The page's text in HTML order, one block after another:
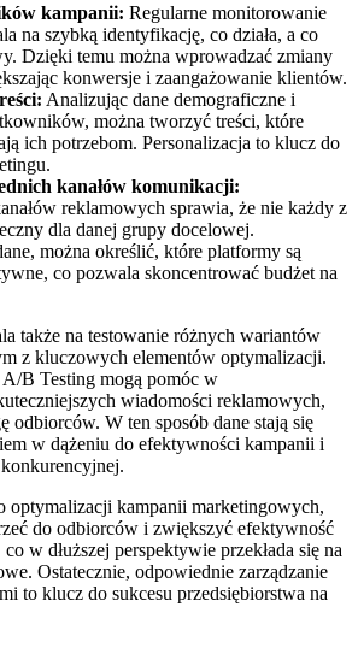
kampanii: Regularne monitorowanie
na szybką identyfikację, co działa, a co
Dzięki temu można wprowadzać zmiany
konwersje i zaangażowanie klientów.
Analizując dane demograficzne i
można tworzyć treści, które
ich potrzebom. Personalizacja to klucz do
kanałów komunikacji:
reklamowych sprawia, że nie każdy z
dla danej grupy docelowej.
można określić, które platformy są
co pozwala skoncentrować budżet na
także na testowanie różnych wariantów
z kluczowych elementów optymalizacji.
B Testing mogą pomóc w
wiadomości reklamowych,
odbiorców. W ten sposób dane stają się
w dążeniu do efektywności kampanii i
optymalizacji kampanii marketingowych,
do odbiorców i zwiększyć efektywność
w dłuższej perspektywie przekłada się na
Ostatecznie, odpowiednie zarządzanie
to klucz do sukcesu przedsiębiorstwa na